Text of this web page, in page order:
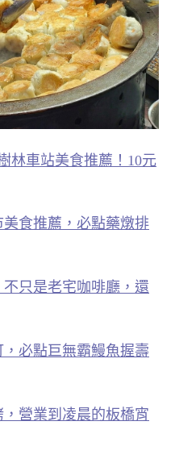
林車站美食推薦！10元
食推薦，必點藥燉排
不只是老宅咖啡廳，還
，必點巨無霸鰻魚握壽
，營業到凌晨的板橋宵